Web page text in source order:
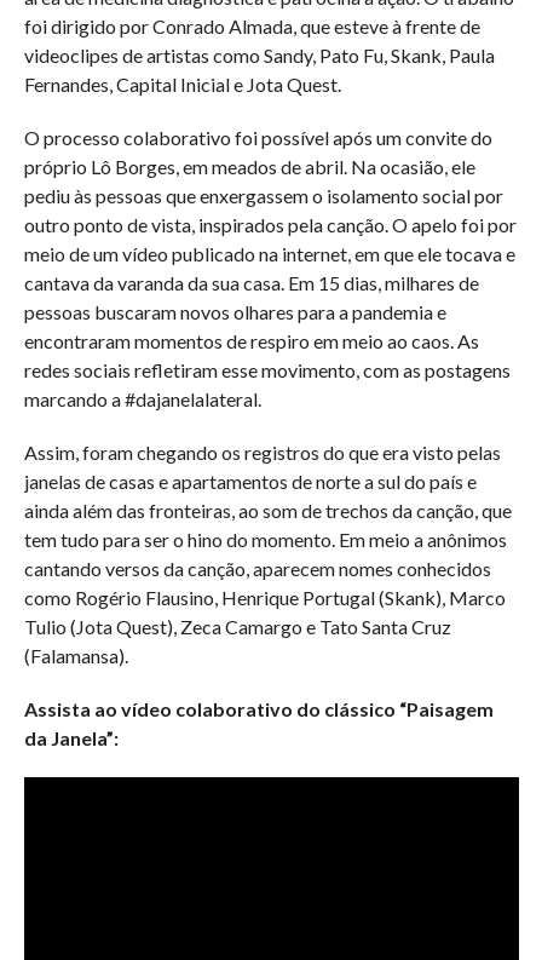
foi dirigido por Conrado Almada, que esteve à frente de
videoclipes de artistas como Sandy, Pato Fu, Skank, Paula
Fernandes, Capital Inicial e Jota Quest.
O processo colaborativo foi possível após um convite do
próprio Lô Borges, em meados de abril. Na ocasião, ele
pediu às pessoas que enxergassem o isolamento social por
outro ponto de vista, inspirados pela canção. O apelo foi por
meio de um vídeo publicado na internet, em que ele tocava e
cantava da varanda da sua casa. Em 15 dias, milhares de
pessoas buscaram novos olhares para a pandemia e
encontraram momentos de respiro em meio ao caos. As
redes sociais refletiram esse movimento, com as postagens
marcando a #dajanelalateral.
Assim, foram chegando os registros do que era visto pelas
janelas de casas e apartamentos de norte a sul do país e
ainda além das fronteiras, ao som de trechos da canção, que
tem tudo para ser o hino do momento. Em meio a anônimos
cantando versos da canção, aparecem nomes conhecidos
como Rogério Flausino, Henrique Portugal (Skank), Marco
Tulio (Jota Quest), Zeca Camargo e Tato Santa Cruz
(Falamansa).
Assista ao vídeo colaborativo do clássico “Paisagem
da Janela”: